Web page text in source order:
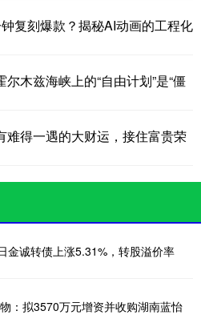
复刻爆款？揭秘AI动画的工程化
木兹海峡上的“自由计划”是“僵
难得一遇的大财运，接住富贵荣
金诚转债上涨5.31%，转股溢价率
：拟3570万元增资并收购湖南蓝怡